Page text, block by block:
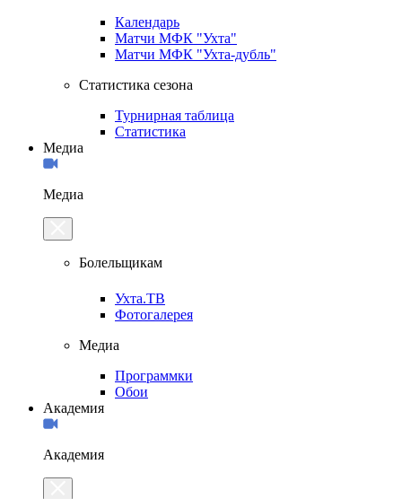
Календарь
Матчи МФК "Ухта"
Матчи МФК "Ухта-дубль"
Статистика сезона
Турнирная таблица
Статистика
Медиа
Медиа
Болельщикам
Ухта.ТВ
Фотогалерея
Медиа
Программки
Обои
Академия
Академия